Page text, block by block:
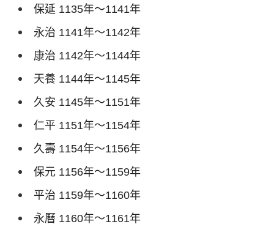
保延 1135年～1141年
永治 1141年～1142年
康治 1142年～1144年
天養 1144年～1145年
久安 1145年～1151年
仁平 1151年～1154年
久壽 1154年～1156年
保元 1156年～1159年
平治 1159年～1160年
永曆 1160年～1161年